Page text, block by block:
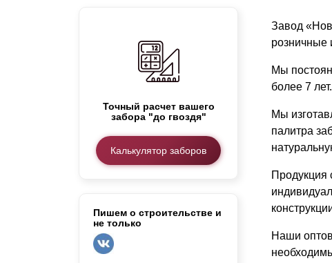
Заборы и ограждения для школ
Забор на участок 10 соток
Заборы и ограждения для дома
Точный расчет вашего
забора "до гвоздя"
Калькулятор заборов
Пишем о строительстве и
не только
Завод
розничные
Мы
более 7 лет.
Мы
палитра
Продукция
Наши